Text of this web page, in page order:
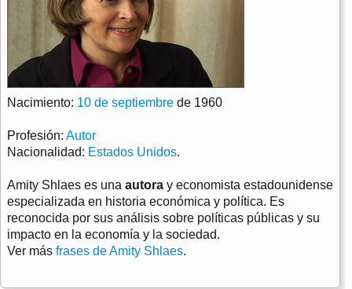
Nacimiento: 10 de septiembre de 1960
Profesión: Autor
Nacionalidad: Estados Unidos.
Amity Shlaes es una autora y economista estadounidense
especializada en historia económica y política. Es
reconocida por sus análisis sobre políticas públicas y su
impacto en la economía y la sociedad.
Ver más frases de Amity Shlaes.